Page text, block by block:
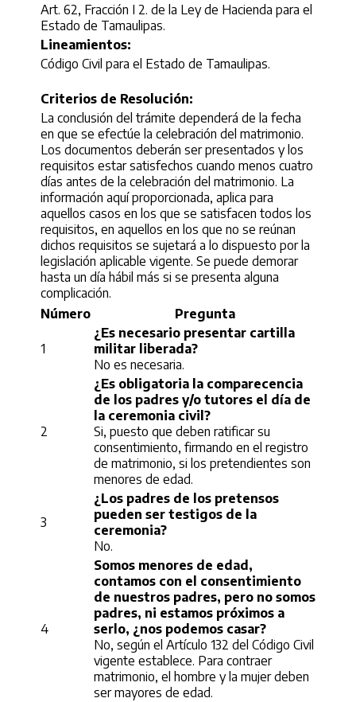
Art. 62, Fracción I 2. de la Ley de Hacienda para el
Estado de Tamaulipas.
Lineamientos:
Código Civil para el Estado de Tamaulipas.
Criterios de Resolución:
La conclusión del trámite dependerá de la fecha
en que se efectúe la celebración del matrimonio.
Los documentos deberán ser presentados y los
requisitos estar satisfechos cuando menos cuatro
días antes de la celebración del matrimonio. La
información aquí proporcionada, aplica para
aquellos casos en los que se satisfacen todos los
requisitos, en aquellos en los que no se reúnan
dichos requisitos se sujetará a lo dispuesto por la
legislación aplicable vigente. Se puede demorar
hasta un día hábil más si se presenta alguna
complicación.
Número
Pregunta
1
¿Es necesario presentar cartilla
militar liberada?
No es necesaria.
2
¿Es obligatoria la comparecencia
de los padres y/o tutores el día de
la ceremonia civil?
Si, puesto que deben ratificar su
consentimiento, firmando en el registro
de matrimonio, si los pretendientes son
menores de edad.
3
¿Los padres de los pretensos
pueden ser testigos de la
ceremonia?
No.
4
Somos menores de edad,
contamos con el consentimiento
de nuestros padres, pero no somos
padres, ni estamos próximos a
serlo, ¿nos podemos casar?
No, según el Artículo 132 del Código Civil
vigente establece. Para contraer
matrimonio, el hombre y la mujer deben
ser mayores de edad.